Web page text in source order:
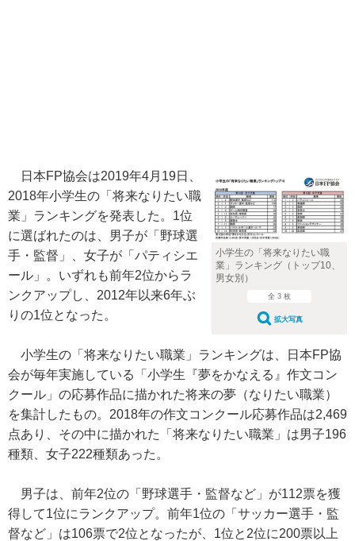
小学生の「将来なりたい職
業」ランキング（トップ10、
男女別）
全 3 枚
拡大写真
日本FP協会は2019年4月19日、
2018年小学生の「将来なりたい職
業」ランキングを発表した。1位
に選ばれたのは、男子が「野球選
手・監督」、女子が「パティシエ
ール」。いずれも前年2位からラ
ンクアップし、2012年以来6年ぶ
りの1位となった。
小学生の「将来なりたい職業」ランキングは、日本FP協
会が毎年実施している「小学生『夢をかなえる』作文コン
クール」の応募作品に描かれた将来の夢（なりたい職業）
を集計したもの。2018年の作文コンクール応募作品は2,469
点あり、その中に描かれた「将来なりたい職業」は男子196
種類、女子222種類あった。
男子は、前年2位の「野球選手・監督など」が112票を獲
得して1位にランクアップ。前年1位の「サッカー選手・監
督など」は106票で2位となったが、1位と2位に200票以上